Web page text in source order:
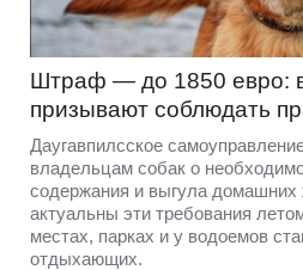
Штраф — до 1850 евро:
призывают соблюдать
Даугавпилсское
владельцам собак о
содержания и выгула
актуальны эти требования
местах, парках и у водоемов
отдыхающих.